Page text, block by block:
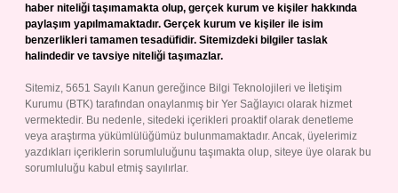
haber niteliği taşımamakta olup, gerçek kurum ve kişiler hakkında
paylaşım yapılmamaktadır. Gerçek kurum ve kişiler ile isim
benzerlikleri tamamen tesadüfidir. Sitemizdeki bilgiler taslak
halindedir ve tavsiye niteliği taşımazlar.
Sitemiz, 5651 Sayılı Kanun gereğince Bilgi Teknolojileri ve İletişim
Kurumu (BTK) tarafından onaylanmış bir Yer Sağlayıcı olarak hizmet
vermektedir. Bu nedenle, sitedeki içerikleri proaktif olarak denetleme
veya araştırma yükümlülüğümüz bulunmamaktadır. Ancak, üyelerimiz
yazdıkları içeriklerin sorumluluğunu taşımakta olup, siteye üye olarak bu
sorumluluğu kabul etmiş sayılırlar.